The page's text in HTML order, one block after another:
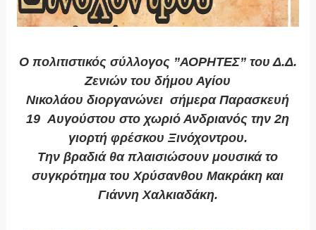
Ο πολιτιστικός σύλλογος ”ΑΟΡΗΤΕΣ” του Δ.Δ.
Ζενιών του δήμου Αγίου
Νικολάουδιοργανώνεισήμερα Παρασκευή
19Αυγούστου στο χωριό Ανδριανός την 2η
γιορτή φρέσκου Ξινόχοντρου.
Την βραδιά θα πλαισιώσουν μουσικά το
συγκρότημα του Χρύσανθου Μακράκη και
Γιάννη Χαλκιαδάκη.